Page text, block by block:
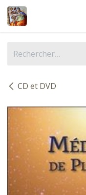
Se rendre au contenu
CD et DVD